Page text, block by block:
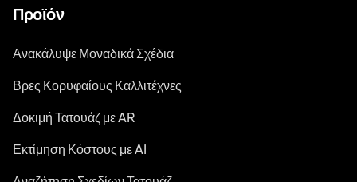
Προϊόν
Ανακάλυψε Μοναδικά Σχέδια
Βρες Κορυφαίους Καλλιτέχνες
Δοκιμή Τατουάζ με AR
Εκτίμηση Κόστους με AI